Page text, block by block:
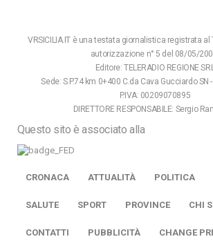
VRSICILIA.IT è una testata giornalistica registrata al
autorizzazione n° 5 del 08/05/
Editore: TELERADIO REGIONE
Sede: S.P.74 km 0+400 C.da Cava Gucciardo SN
P.IVA: 00209070895
DIRETTORE RESPONSABILE: Sergio
Questo sito è associato alla
CRONACA ATTUALITÀ POLITICA
SALUTE SPORT PROVINCE CHI
CONTATTI PUBBLICITÀ CHANGE